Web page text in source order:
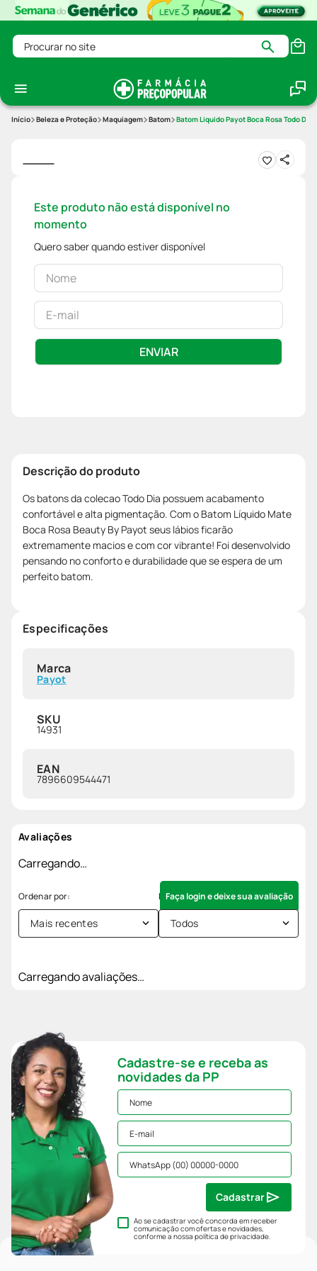
Procurar no site
Beleza e Proteção Maquiagem Batom Batom Liquido Payot Boca Rosa Todo
Este produto não está disponível no
momento
Quero saber quando estiver disponível
ENVIAR
Descrição do produto
Os batons da colecao Todo Dia possuem acabamento
confortável e alta pigmentação. Com o Batom Líquido Mate
Boca Rosa Beauty By Payot seus lábios ficarão
extremamente macios e com cor vibrante! Foi desenvolvido
pensando no conforto e durabilidade que se espera de um
perfeito batom.
Especificações
Marca
Payot
SKU
14931
EAN
7896609544471
Avaliações
Carregando…
Faça login e deixe sua avaliação
Mais recentes Todos
Carregando avaliações…
Cadastre-se e receba as
novidades da PP
Ao se cadastrar você concorda em receber
comunicação com ofertas e novidades,
conforme a nossapolítica de privacidade.
Cadastrar